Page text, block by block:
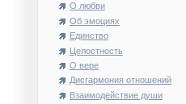
О любви
Об эмоциях
Единство
Целостность
О вере
Дисгармония отношений
Взаимодействие души